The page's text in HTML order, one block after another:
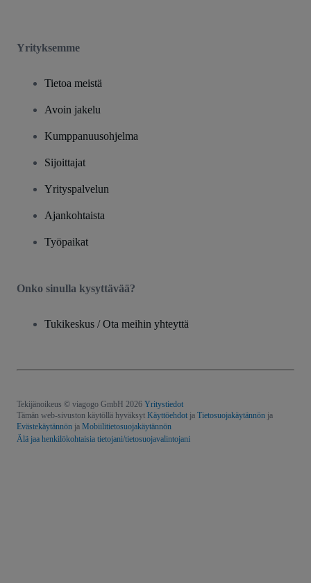
Yrityksemme
Tietoa meistä
Avoin jakelu
Kumppanuusohjelma
Sijoittajat
Yrityspalvelun
Ajankohtaista
Työpaikat
Onko sinulla kysyttävää?
Tukikeskus / Ota meihin yhteyttä
Tekijänoikeus © viagogo GmbH 2026 Yritystiedot
Tämän web-sivuston käytöllä hyväksyt Käyttöehdot ja Tietosuojakäytännön ja
Evästekäytännön ja Mobiilitietosuojakäytännön
Älä jaa henkilökohtaisia tietojani/tietosuojavalintojani